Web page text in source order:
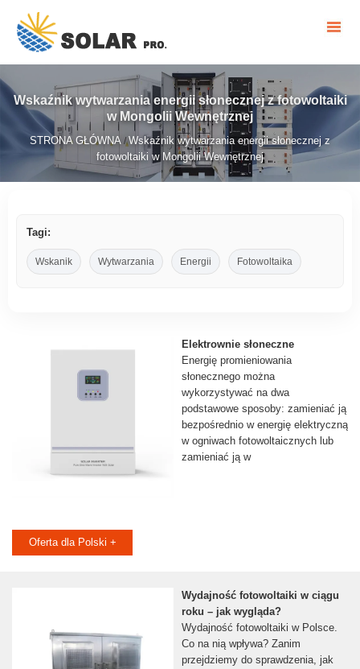
Wskaźnik wytwarzania energii słonecznej z fotowoltaiki
w Mongolii Wewnętrznej
STRONA GŁÓWNA /Wskaźnik wytwarzania energii słonecznej z
fotowoltaiki w Mongolii Wewnętrznej
Tagi:
Wskanik Wytwarzania Energii Fotowoltaika
Elektrownie słoneczne
Energię promieniowania
słonecznego można
wykorzystywać na dwa
podstawowe sposoby: zamieniać ją
bezpośrednio w energię elektryczną
w ogniwach fotowoltaicznych lub
zamieniać ją w
Oferta dla Polski +
Wydajność fotowoltaiki w ciągu
roku – jak wygląda?
Wydajność fotowoltaiki w Polsce.
Co na nią wpływa? Zanim
przejdziemy do sprawdzenia, jak